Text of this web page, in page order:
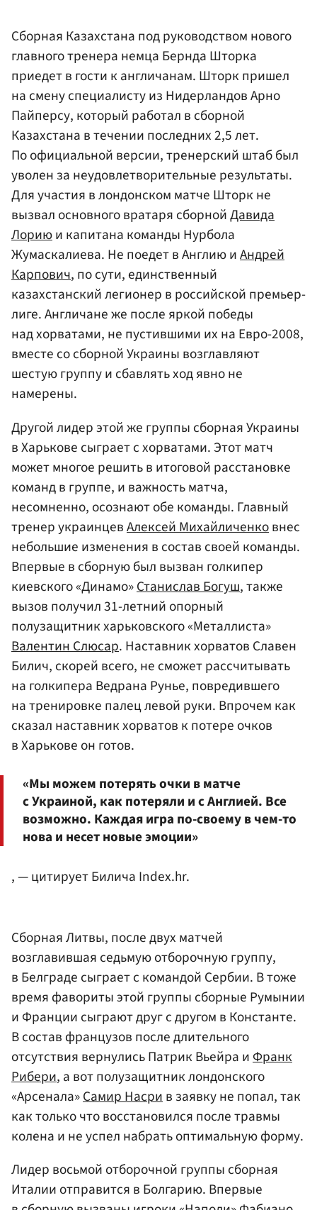
Сборная Казахстана под руководством нового
главного тренера немца Бернда Шторка
приедет в гости к англичанам. Шторк пришел
на смену специалисту из Нидерландов Арно
Пайперсу, который работал в сборной
Казахстана в течении последних 2,5 лет.
По официальной версии, тренерский штаб был
уволен за неудовлетворительные результаты.
Для участия в лондонском матче Шторк не
вызвал основного вратаря сборнойДавида
Лориюи капитана команды Нурбола
Жумаскалиева. Не поедет в Англию иАндрей
Карпович, по сути, единственный
казахстанский легионер в российской премьер-
лиге. Англичане же после яркой победы
над хорватами, не пустившими их на Евро-2008,
вместе со сборной Украины возглавляют
шестую группу и сбавлять ход явно не
намерены.
Другой лидер этой же группы сборная Украины
в Харькове сыграет с хорватами. Этот матч
может многое решить в итоговой расстановке
команд в группе, и важность матча,
несомненно, осознают обе команды. Главный
тренер украинцевАлексей Михайличенковнес
небольшие изменения в состав своей команды.
Впервые в сборную был вызван голкипер
киевского «Динамо»Станислав Богуш, также
вызов получил 31-летний опорный
полузащитник харьковского «Металлиста»
Валентин Слюсар. Наставник хорватов Славен
Билич, скорей всего, не сможет рассчитывать
на голкипера Ведрана Рунье, повредившего
на тренировке палец левой руки. Впрочем как
сказал наставник хорватов к потере очков
в Харькове он готов.
«Мы можем потерять очки в матче
с Украиной, как потеряли и с Англией. Все
возможно. Каждая игра по-своему в чем-то
нова и несет новые эмоции»
, — цитирует Билича Index.hr.
Сборная Литвы, после двух матчей
возглавившая седьмую отборочную группу,
в Белграде сыграет с командой Сербии. В тоже
время фавориты этой группы сборные Румынии
и Франции сыграют друг с другом в Константе.
В состав французов после длительного
отсутствия вернулись Патрик Вьейра иФранк
Рибери, а вот полузащитник лондонского
«Арсенала»Самир Насрив заявку не попал, так
как только что восстановился после травмы
колена и не успел набрать оптимальную форму.
Лидер восьмой отборочной группы сборная
Италии отправится в Болгарию. Впервые